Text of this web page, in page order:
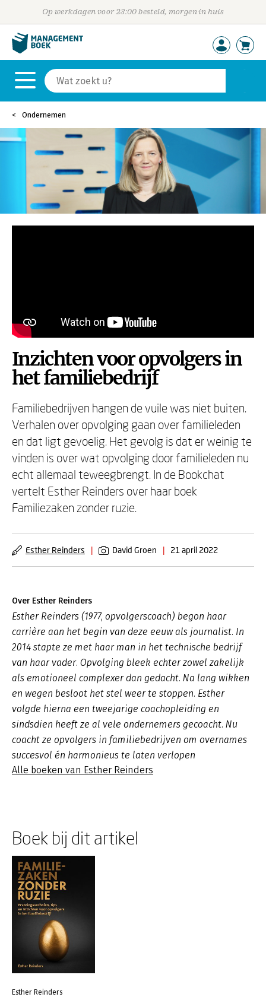
Op werkdagen voor 23:00 besteld, morgen in huis
Ondernemen
Inzichten voor opvolgers in
het familiebedrijf
Familiebedrijven hangen de vuile was niet buiten.
Verhalen over opvolging gaan over familieleden
en dat ligt gevoelig. Het gevolg is dat er weinig te
vinden is over wat opvolging door familieleden nu
echt allemaal teweegbrengt. In de Bookchat
vertelt Esther Reinders over haar boek
Familiezaken zonder ruzie.
Esther Reinders | David Groen | 21 april 2022
Over Esther Reinders
Esther Reinders (1977, opvolgerscoach) begon haar
carrière aan het begin van deze eeuw als journalist. In
2014 stapte ze met haar man in het technische bedrijf
van haar vader. Opvolging bleek echter zowel zakelijk
als emotioneel complexer dan gedacht. Na lang wikken
en wegen besloot het stel weer te stoppen. Esther
volgde hierna een tweejarige coachopleiding en
sindsdien heeft ze al vele ondernemers gecoacht. Nu
coacht ze opvolgers in familiebedrijven om overnames
succesvol én harmonieus te laten verlopen
Alle boeken van Esther Reinders
Boek bij dit artikel
Esther Reinders